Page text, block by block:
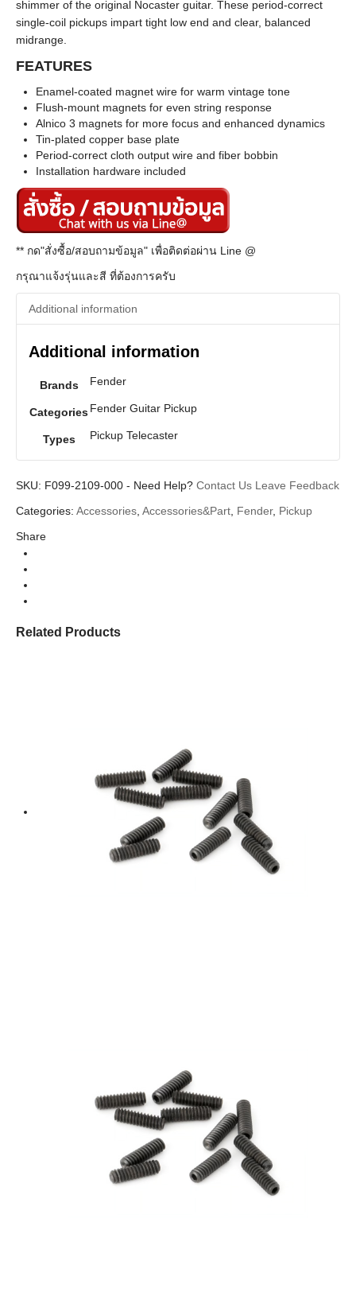
shimmer of the original Nocaster guitar. These period-correct
single-coil pickups impart tight low end and clear, balanced
midrange.
FEATURES
Enamel-coated magnet wire for warm vintage tone
Flush-mount magnets for even string response
Alnico 3 magnets for more focus and enhanced dynamics
Tin-plated copper base plate
Period-correct cloth output wire and fiber bobbin
Installation hardware included
** กด"สั่งซื้อ/สอบถามข้อมูล" เพื่อติดต่อผ่าน Line @
กรุณาแจ้งรุ่นและสี ที่ต้องการครับ
Additional information
Additional information
Brands Fender
CategoriesFender Guitar Pickup
Types Pickup Telecaster
SKU: F099-2109-000 - Need Help? Contact Us Leave Feedback
Categories: Accessories Accessories&Part Fender, Pickup
Share
Related Products